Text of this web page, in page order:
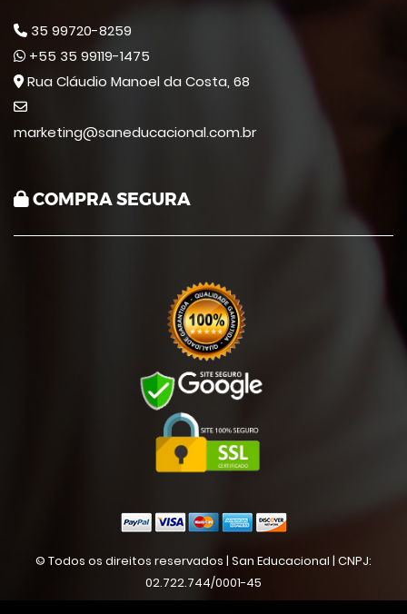
35 99720-8259
+55 35 99119-1475
Rua Cláudio Manoel da Costa, 68
marketing@saneducacional.com.br
COMPRA SEGURA
© Todos os direitos reservados | San Educacional | CNPJ:
02.722.744/0001-45